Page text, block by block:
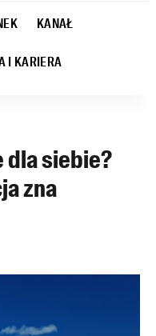
KANAŁ
I KARIERA
dla siebie?
zna